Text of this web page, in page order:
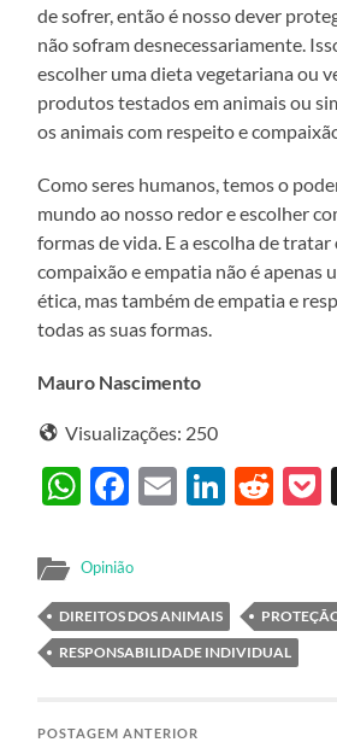
de sofrer, então é nosso dever
não sofram desnecessariamente.
escolher uma dieta vegetariana ou
produtos testados em animais ou
os animais com respeito e
Como seres humanos, temos o
mundo ao nosso redor e escolher
formas de vida. E a escolha de tratar
compaixão e empatia não é apenas
ética, mas também de empatia e
todas as suas formas.
Mauro Nascimento
Visualizações: 250
WhatsApp
Facebook
Email
Opinião
DIREITOS DOS ANIMAIS
RESPONSABILIDADE INDIVIDUAL
POSTAGEM ANTERIOR